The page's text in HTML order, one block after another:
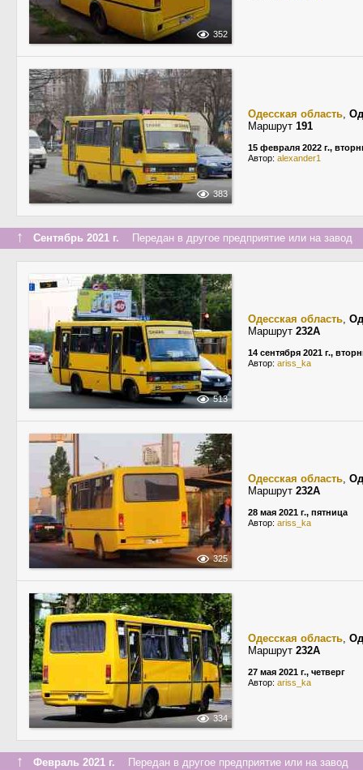
352
383
Одесская область,
Маршрут 191
15 февраля 2022 г.,
Автор: alexander1
↑ Сентябрь 2021 г. Передан в другое предприятие или на завод
513
Одесская область,
Маршрут 232А
14 сентября 2021 г.,
Автор: ariss_ka
325
Одесская область,
Маршрут 232А
28 мая 2021 г., пятница
Автор: ariss_ka
334
Одесская область,
Маршрут 232А
27 мая 2021 г., четверг
Автор: ariss_ka
↑ Февраль 2021 г. Передан в другое предприятие или на завод